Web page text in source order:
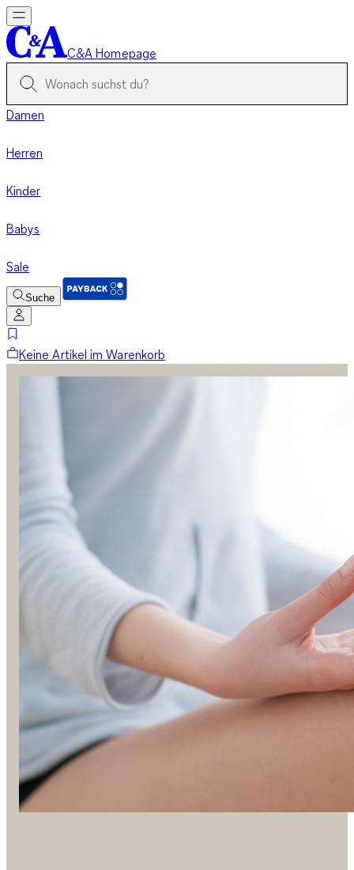
C&A Homepage
Damen
Herren
Kinder
Babys
Sale
Suche
Keine Artikel im Warenkorb